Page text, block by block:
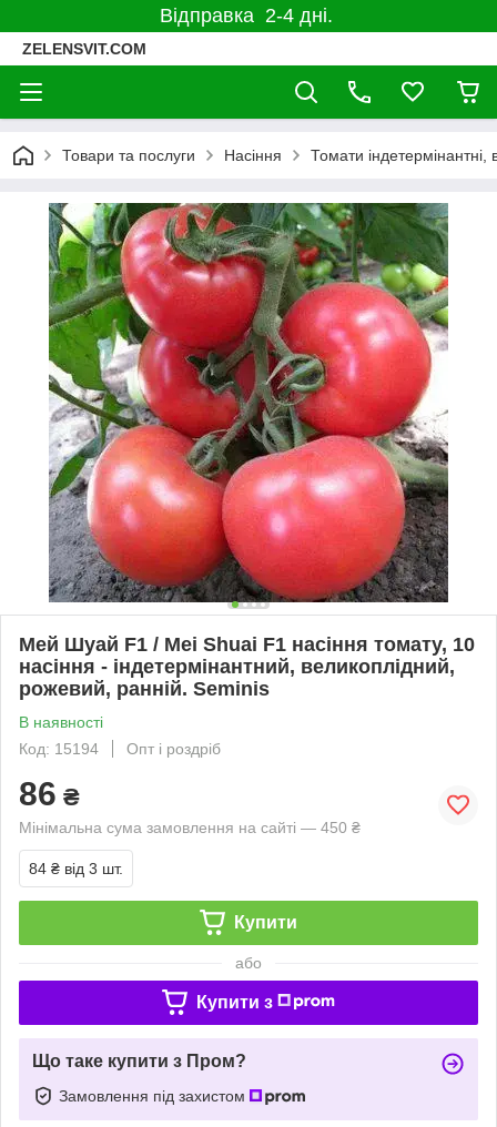
Відправка 2-4 дні.
ZELENSVIT.COM
Товари та послуги Насіння Томати індетермінантні,
Мей Шуай F1 / Mei Shuai F1 насіння томату, 10
насіння - індетермінантний, великоплідний,
рожевий, ранній. Seminis
В наявності
Код: 15194
Опт і роздріб
86 ₴
Мінімальна сума замовлення на сайті — 450 ₴
84 ₴ від 3 шт.
Купити
або
Купити з
Що таке купити з Пром?
Замовлення під захистом